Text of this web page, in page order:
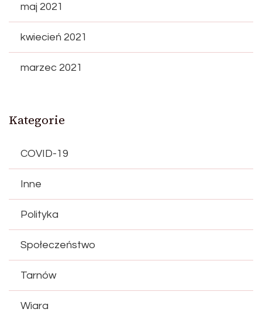
maj 2021
kwiecień 2021
marzec 2021
Kategorie
COVID-19
Inne
Polityka
Społeczeństwo
Tarnów
Wiara